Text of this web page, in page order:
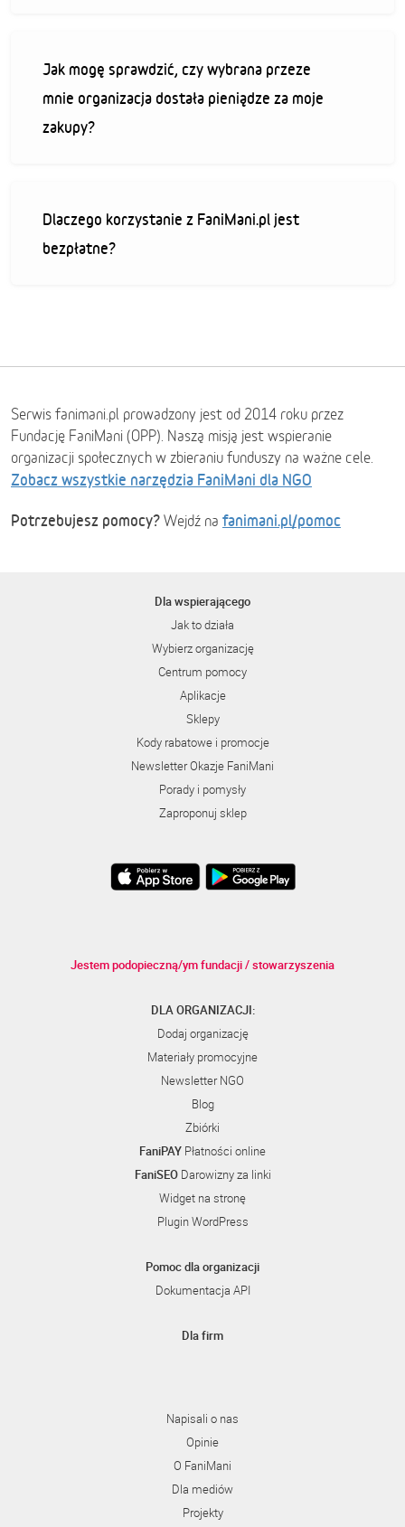
Jak mogę sprawdzić, czy wybrana przeze
mnie organizacja dostała pieniądze za moje
zakupy?
Dlaczego korzystanie z FaniMani.pl jest
bezpłatne?
Serwis fanimani.pl prowadzony jest od 2014 roku przez
Fundację FaniMani (OPP). Naszą misją jest wspieranie
organizacji społecznych w zbieraniu funduszy na ważne cele.
Zobacz wszystkie narzędzia FaniMani dla NGO
Potrzebujesz pomocy? Wejdź na fanimani.pl/pomoc
Dla wspierającego
Jak to działa
Wybierz organizację
Centrum pomocy
Aplikacje
Sklepy
Kody rabatowe i promocje
Newsletter Okazje FaniMani
Porady i pomysły
Zaproponuj sklep
Jestem podopieczną/ym fundacji / stowarzyszenia
DLA ORGANIZACJI:
Dodaj organizację
Materiały promocyjne
Newsletter NGO
Blog
Zbiórki
FaniPAY Płatności online
FaniSEODarowizny za linki
Widget na stronę
Plugin WordPress
Pomoc dla organizacji
Dokumentacja API
Dla firm
Napisali o nas
Opinie
O FaniMani
Dla mediów
Projekty